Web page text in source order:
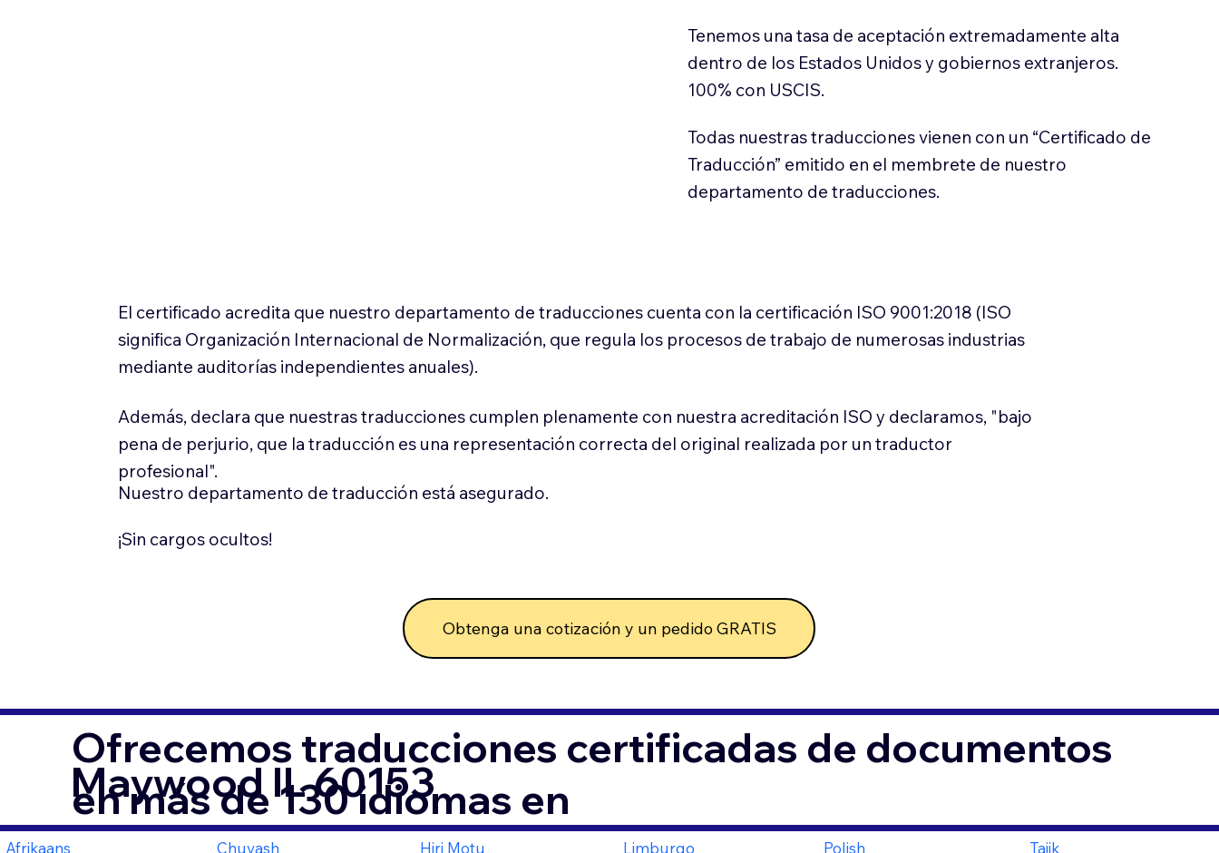
Tenemos una tasa de aceptación extremadamente alta
dentro de los Estados Unidos y gobiernos extranjeros.
100% con USCIS.
Todas nuestras traducciones vienen con un “Certificado de
Traducción” emitido en el membrete de nuestro
departamento de traducciones.
El certificado acredita que nuestro departamento de traducciones cuenta con la certificación ISO 9001:2018 (ISO
significa Organización Internacional de Normalización, que regula los procesos de trabajo de numerosas industrias
mediante auditorías independientes anuales).
Además, declara que nuestras traducciones cumplen plenamente con nuestra acreditación ISO y declaramos, "bajo
pena de perjurio, que la traducción es una representación correcta del original realizada por un traductor
profesional".
Nuestro departamento de traducción está asegurado.
¡Sin cargos ocultos!
Obtenga una cotización y un pedido GRATIS
Ofrecemos traducciones certificadas de documentos
en más de 130 idiomas en
Maywood IL 60153
Afrikaans
Chuvash
Hiri Motu
Limburgo
Polish
Tajik